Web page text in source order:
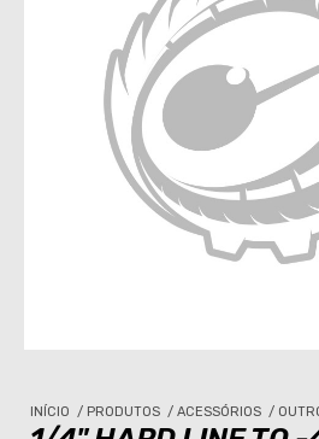
INÍCIO / PRODUTOS / ACESSÓRIOS /